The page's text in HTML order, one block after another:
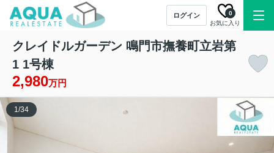
ログイン
お気に入り
0
クレイドルガーデン 鳴門市撫養町立岩第
1 1号棟
2,980万円
1/34